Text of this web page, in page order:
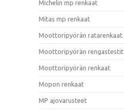
Michelin mp renkaat
Mitas mp renkaat
Moottoripyörän ratarenkaat
Moottoripyörän rengastestit
Moottoripyörän renkaat
Mopon renkaat
MP ajovarusteet